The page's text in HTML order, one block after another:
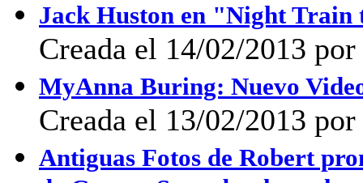
Jack Huston en "Night Train
Creada el 14/02/2013
MyAnna Buring: Nuevo
Creada el 13/02/2013
Antiguas Fotos de Robert